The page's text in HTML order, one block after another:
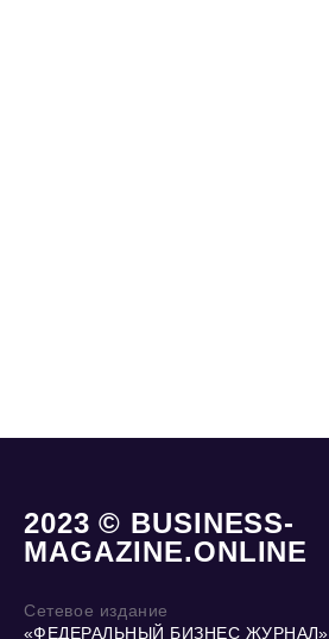
2023 © BUSINESS-
MAGAZINE.ONLINE
Сетевое издание
«ФЕДЕРАЛЬНЫЙ БИЗНЕС ЖУРНАЛ»